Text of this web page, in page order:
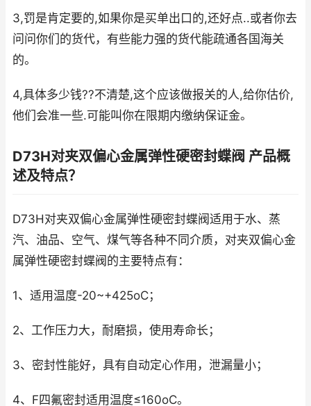
3,罚是肯定要的,如果你是买单出口的,还好点..或者你去
问问你们的货代，有些能力强的货代能疏通各国海关
的。
4,具体多少钱??不清楚,这个应该做报关的人,给你估价,
他们会准一些.可能叫你在限期内缴纳保证金。
D73H对夹双偏心金属弹性硬密封蝶阀 产品概
述及特点？
D73H对夹双偏心金属弹性硬密封蝶阀适用于水、蒸
汽、油品、空气、煤气等各种不同介质，对夹双偏心金
属弹性硬密封蝶阀的主要特点有：
1、适用温度-20~+425oC；
2、工作压力大，耐磨损，使用寿命长；
3、密封性能好，具有自动定心作用，泄漏量小；
4、F四氟密封适用温度≤160oC。